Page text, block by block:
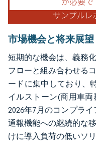
市場機会と将来展望
短期的な機会は、義務
フローと組み合わせる
ードに集中しており、
イルストーン(商用車
2026年7月のコンプラ
通報機能への継続的な
けに導入負荷の低いソ